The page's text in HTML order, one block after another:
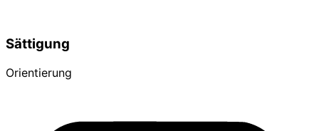
Sättigung
Orientierung